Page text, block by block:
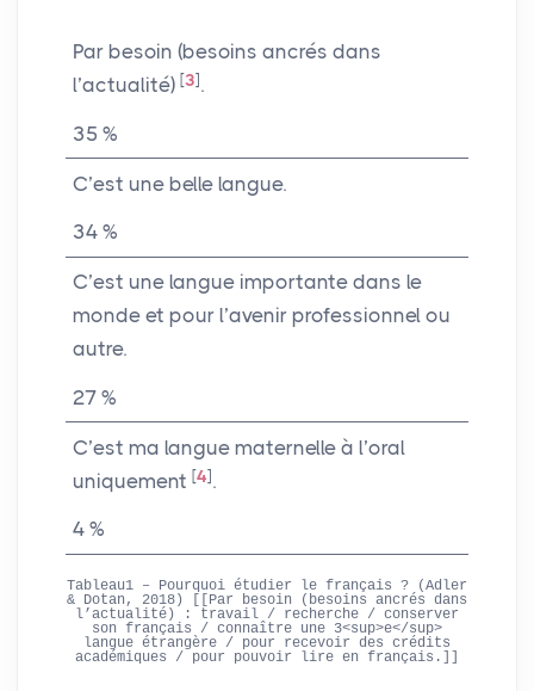
Par besoin (besoins ancrés dans
l’actualité) [3] .
35 %
C’est une belle langue.
34 %
C’est une langue importante dans le
monde et pour l’avenir professionnel ou
autre.
27 %
C’est ma langue maternelle à l’oral
uniquement [4] .
4 %
Tableau1 – Pourquoi étudier le français ? (Adler
& Dotan, 2018) [[Par besoin (besoins ancrés dans
l’actualité) : travail / recherche / conserver
son français / connaître une 3<sup>e</sup>
langue étrangère / pour recevoir des crédits
académiques / pour pouvoir lire en français.]]